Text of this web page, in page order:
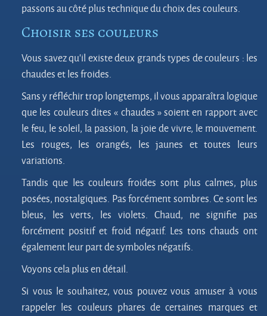
passons au côté plus technique du choix des couleurs.
Choisir ses couleurs
Vous savez qu’il existe deux grands types de couleurs : les
chaudes et les froides.
Sans y réfléchir trop longtemps, il vous apparaîtra logique
que les couleurs dites « chaudes » soient en rapport avec
le feu, le soleil, la passion, la joie de vivre, le mouvement.
Les rouges, les orangés, les jaunes et toutes leurs
variations.
Tandis que les couleurs froides sont plus calmes, plus
posées, nostalgiques. Pas forcément sombres. Ce sont les
bleus, les verts, les violets. Chaud, ne signifie pas
forcément positif et froid négatif. Les tons chauds ont
également leur part de symboles négatifs.
Voyons cela plus en détail.
Si vous le souhaitez, vous pouvez vous amuser à vous
rappeler les couleurs phares de certaines marques et